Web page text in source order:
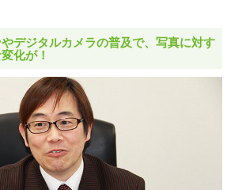
デジタルカメラの普及で、写真に対す
化が！